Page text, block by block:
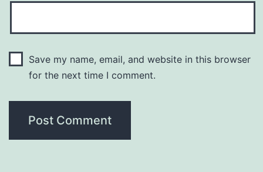
Save my name, email, and website in this browser
for the next time I comment.